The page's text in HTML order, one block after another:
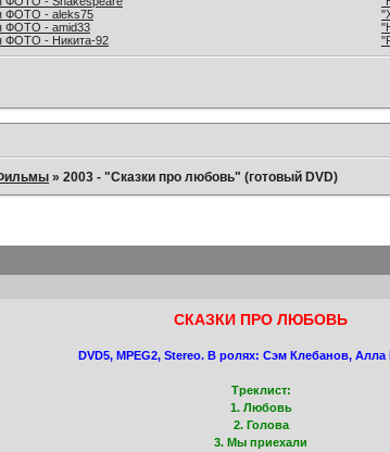
ФОТО - aleks75
ФОТО - amid33
ФОТО - Никита-92
»2003 - "Сказки про любовь" (готовый DVD)
СКАЗКИ ПРО ЛЮБОВЬ
DVD5, MPEG2, Stereo. В ролях: Сэм Клебанов, Алла
Треклист:
1. Любовь
2. Голова
3. Мы приехали